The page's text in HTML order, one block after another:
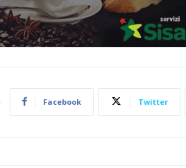
Facebook Twitter